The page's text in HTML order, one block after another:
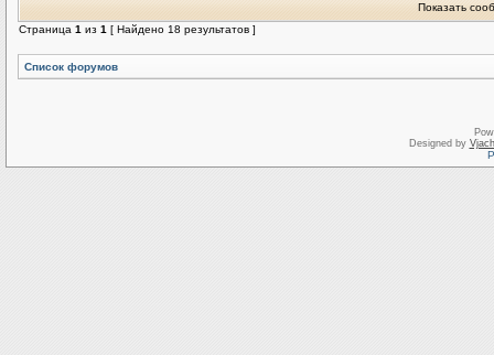
Показать
Страница 1 из 1 [ Найдено 18 результатов ]
Список форумов
Designed by